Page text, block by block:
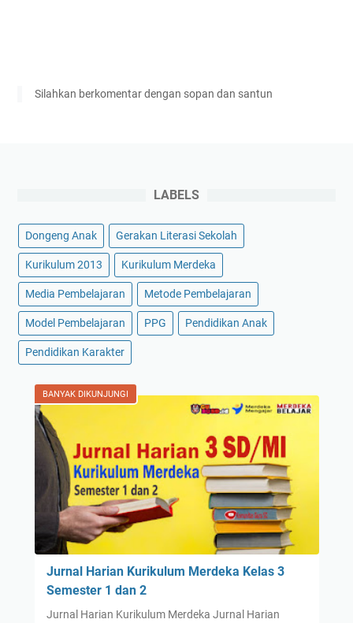
Silahkan berkomentar dengan sopan dan santun
LABELS
Dongeng Anak Gerakan Literasi Sekolah
Kurikulum 2013 Kurikulum Merdeka
Media Pembelajaran Metode Pembelajaran
Model Pembelajaran PPG Pendidikan Anak
Pendidikan Karakter
BANYAK DIKUNJUNGI
Jurnal Harian Kurikulum Merdeka Kelas 3
Semester 1 dan 2
Jurnal Harian Kurikulum Merdeka Jurnal Harian